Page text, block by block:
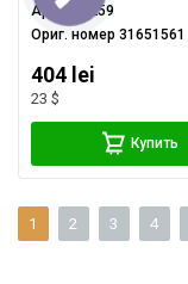
Арт.600259
Ориг. номер31651561
404 lei
23 $
Купить
1 2 3 4